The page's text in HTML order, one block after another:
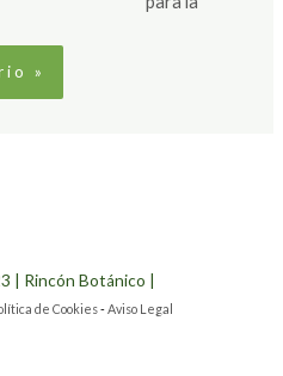
| Rincón Botánico |
de Cookies-Aviso Legal